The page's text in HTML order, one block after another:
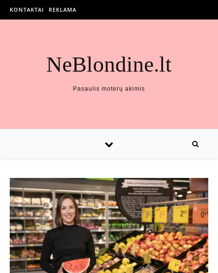
KONTAKTAI REKLAMA
NeBlondine.lt
Pasaulis moterų akimis